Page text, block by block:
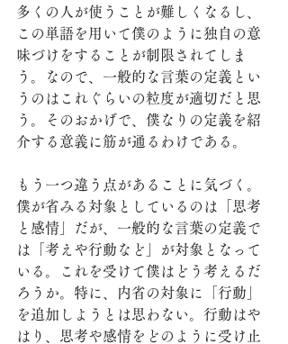
多くの人が使うことが難しくなるし、
この単語を用いて僕のように独自の意
味づけをすることが制限されてしま
う。なので、一般的な言葉の定義とい
うのはこれぐらいの粒度が適切だと思
う。そのおかげで、僕なりの定義を紹
介する意義に筋が通るわけである。
もう一つ違う点があることに気づく。
僕が省みる対象としているのは「思考
と感情」だが、一般的な言葉の定義で
は「考えや行動など」が対象となって
いる。これを受けて僕はどう考えるだ
ろうか。特に、内省の対象に「行動」
を追加しようとは思わない。行動はや
はり、思考や感情をどのように受け止